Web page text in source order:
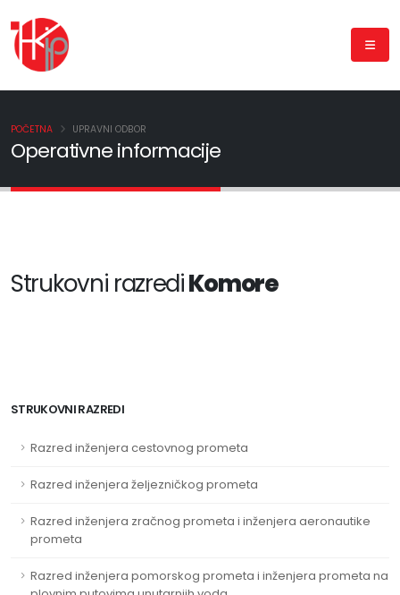
Operativne informacije
POČETNA UPRAVNI ODBOR
Strukovni razrediKomore
STRUKOVNI RAZREDI
Razred inženjera cestovnog prometa
Razred inženjera željezničkog prometa
Razred inženjera zračnog prometa i inženjera aeronautike
prometa
Razred inženjera pomorskog prometa i inženjera prometa na